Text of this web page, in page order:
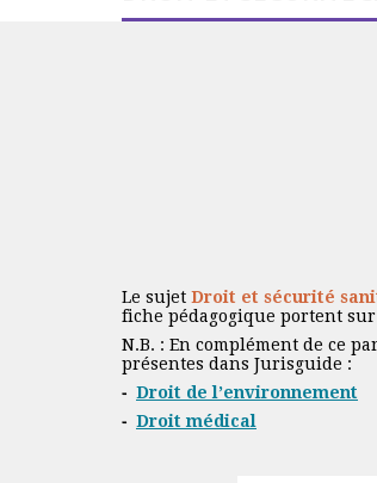
Le sujet Droit et sécurité
fiche pédagogique portent sur
N.B. : En complément de ce
présentes dans Jurisguide :
Droit de l’environnement
Droit médical